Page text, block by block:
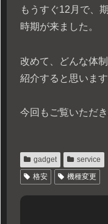
もうすぐ12月で、
時期が来ました。
改めて、どんな体
紹介すると思います
今回もご覧いただ
gadget service
格安
機種変更